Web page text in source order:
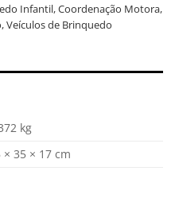
Infantil,Coordenação Motora,
,Veículos de Brinquedo
kg
× 35 × 17 cm